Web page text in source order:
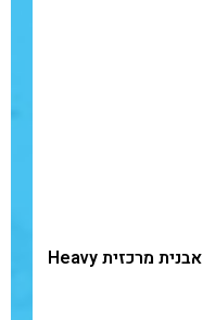
מסנן אומגה 1מערכת לסינון ומניעת אבנית מרכזית Heavy